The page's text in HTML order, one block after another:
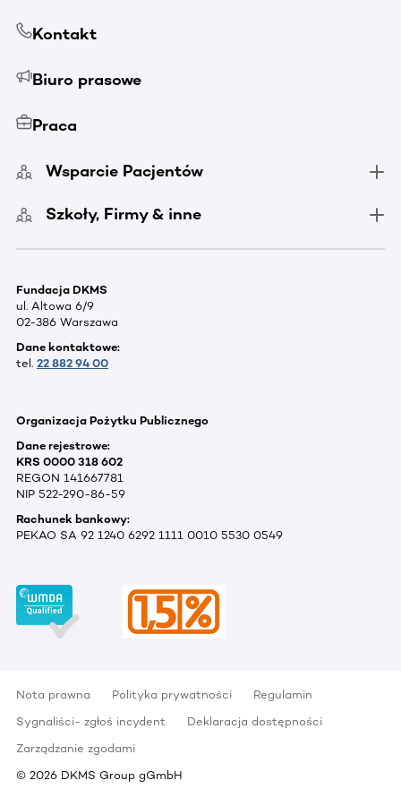
Kontakt
Biuro prasowe
Praca
Wsparcie Pacjentów
Szkoły, Firmy & inne
Fundacja DKMS
ul. Altowa 6/9
02-386 Warszawa
Dane kontaktowe:
tel. 22 882 94 00
Organizacja Pożytku Publicznego
Dane rejestrowe:
KRS 0000 318 602
REGON 141667781
NIP 522-290-86-59
Rachunek bankowy:
PEKAO SA 92 1240 6292 1111 0010 5530 0549
Nota prawna Polityka prywatności
Regulamin
Sygnaliści- zgłoś incydent
Deklaracja dostępności
Zarządzanie zgodami
© 2026 DKMS Group gGmbH